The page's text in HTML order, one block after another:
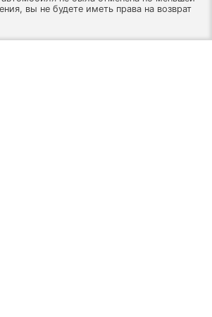
вы не будете иметь права на возврат